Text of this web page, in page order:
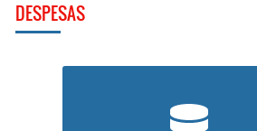
DESPESAS